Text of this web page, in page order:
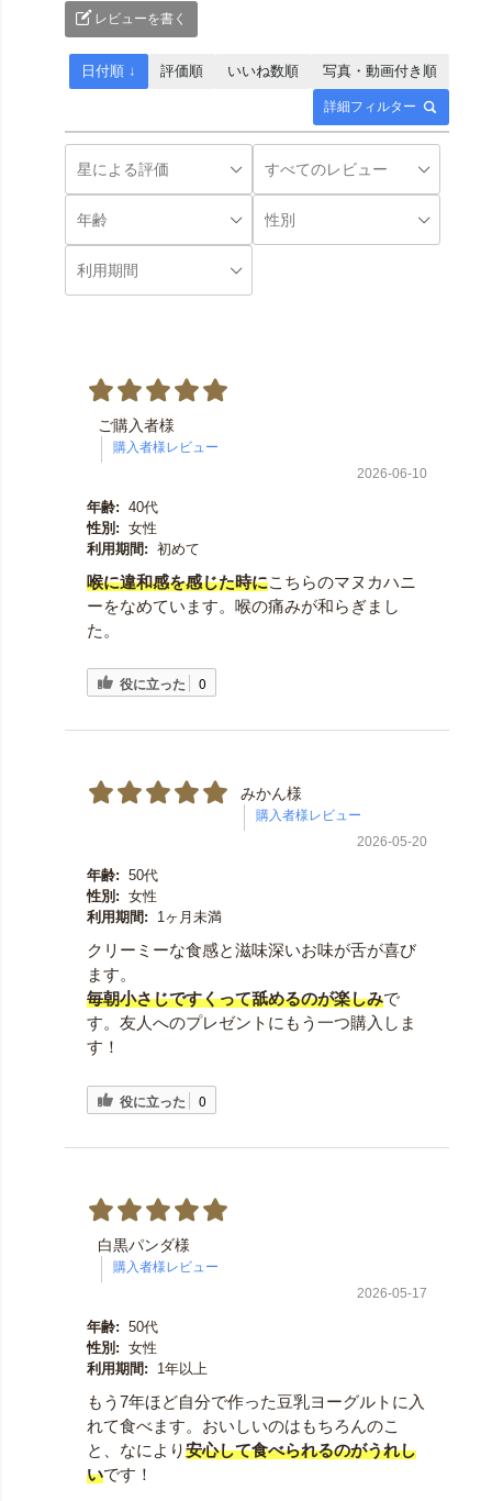
レビューを書く
詳細フィルター
日付順 ↓ 評価順 いいね数順 写真・動画付き順
ご購入者様
2026-06-10
年齢: 40代
性別: 女性
利用期間: 初めて
喉に違和感を感じた時にこちらのマヌカハニ
ーをなめています。喉の痛みが和らぎまし
た。
役に立った 0
みかん様
2026-05-20
年齢: 50代
性別: 女性
利用期間:
1ヶ月未満
クリーミーな食感と滋味深いお味が舌が喜び
ます。
毎朝小さじですくって舐めるのが楽しみで
す。友人へのプレゼントにもう一つ購入しま
す！
役に立った 0
白黒パンダ様
2026-05-17
年齢: 50代
性別: 女性
利用期間:
1年以上
もう7年ほど自分で作った豆乳ヨーグルトに入
れて食べます。おいしいのはもちろんのこ
と、なにより安心して食べられるのがうれし
いです！